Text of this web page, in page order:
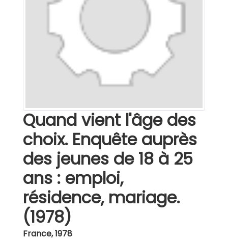
Quand vient l'âge des
choix. Enquête auprès
des jeunes de 18 à 25
ans : emploi,
résidence, mariage.
(1978)
France,1978